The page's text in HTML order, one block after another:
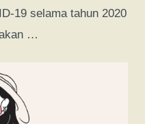
19 selama tahun 2020
…